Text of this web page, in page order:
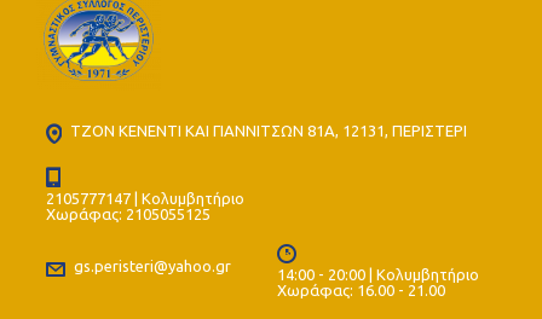
ΤΖΟΝ ΚΕΝΕΝΤΙ ΚΑΙ ΓΙΑΝΝΙΤΣΩΝ 81Α, 12131, ΠΕΡΙΣΤΕΡΙ
2105777147 | Κολυμβητήριο
Χωράφας: 2105055125
gs.peristeri@yahoo.gr
14:00 - 20:00 | Κολυμβητήριο
Χωράφας: 16.00 - 21.00